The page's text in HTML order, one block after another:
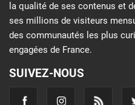
la qualité de ses contenus et
ses millions de visiteurs
des communautés les plus
engagées de France.
SUIVEZ-NOUS